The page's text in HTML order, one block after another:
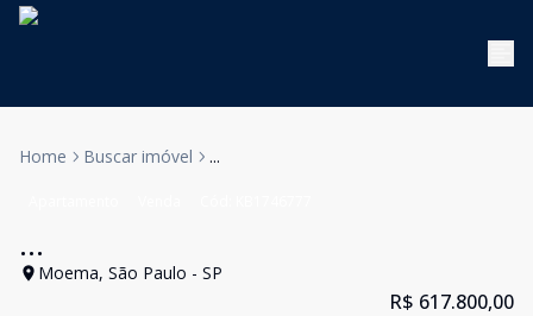
Home Buscar imóvel ...
...
Moema, São Paulo - SP
R$ 617.800,00